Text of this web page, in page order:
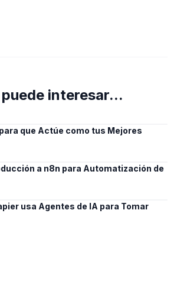
interesar...
que Actúe como tus Mejores
a n8n para Automatización de
usa Agentes de IA para Tomar